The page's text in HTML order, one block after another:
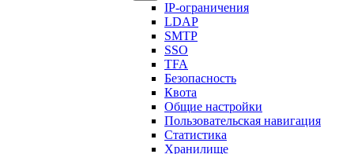
IP-ограничения
LDAP
SMTP
SSO
TFA
Безопасность
Квота
Общие настройки
Пользовательская навигация
Статистика
Хранилище